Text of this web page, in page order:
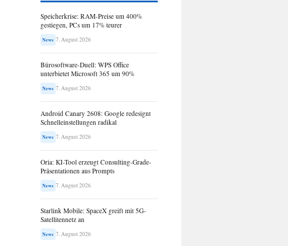
Speicherkrise: RAM-Preise um 400%
gestiegen, PCs um 17% teurer
News 7. August 2026
Bürosoftware-Duell: WPS Office
unterbietet Microsoft 365 um 90%
News 7. August 2026
Android Canary 2608: Google redesignt
Schnelleinstellungen radikal
News 7. August 2026
Oria: KI-Tool erzeugt Consulting-Grade-
Präsentationen aus Prompts
News 7. August 2026
Starlink Mobile: SpaceX greift mit 5G-
Satellitennetz an
News 7. August 2026